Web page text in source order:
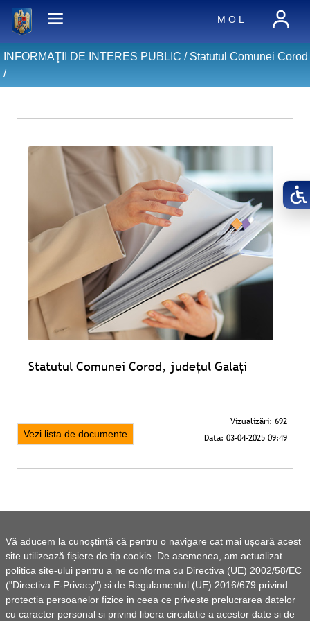
Vă aducem la cunoștință că pentru o navigare cat mai ușoară acest
site utilizează fișiere de tip cookie. De asemenea, am actualizat
politica site-ului pentru a ne conforma cu Directiva (UE) 2002/58/EC
("Directiva E-Privacy") si de Regulamentul (UE) 2016/679 privind
protectia persoanelor fizice in ceea ce priveste prelucrarea datelor
cu caracter personal si privind libera circulatie a acestor date si de
M O L
INFORMAŢII DE INTERES PUBLIC /Statutul Comunei Corod
/
Statutul Comunei Corod, județul Galați
Vezi lista de documente